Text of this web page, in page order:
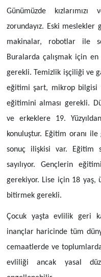
Günümüzde
zorundayız. Eski
makinalar, robotlar ile
Buralarda çalışmak için
gerekli. Temizlik işçiliği ve
eğitimi şart, mikrop bilgisi
eğitimini alması gerekli.
ve erkeklere 19.
konuluştur. Eğitim oranı
sonuç ilişkisi var. Eğitim
sayılıyor. Gençlerin
gerekiyor. Lise için 18 yaş,
bitirmek gerekli.
Çocuk yaşta evlilik geri
inançlar haricinde tüm
cemaatlerde ve
evliliği ancak yasal